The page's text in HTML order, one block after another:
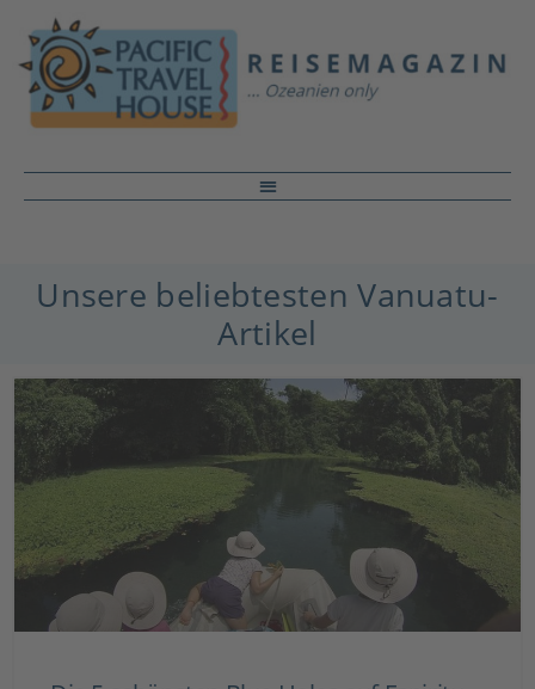
Unsere beliebtesten Vanuatu-
Artikel